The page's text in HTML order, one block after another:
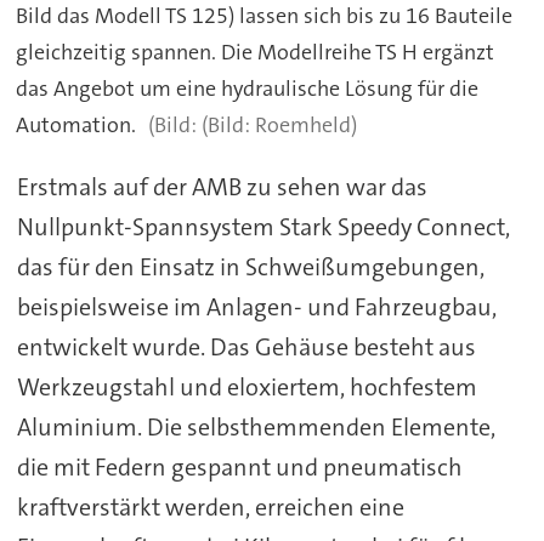
Bild das Modell TS 125) lassen sich bis zu 16 Bauteile
gleichzeitig spannen. Die Modellreihe TS H ergänzt
das Angebot um eine hydraulische Lösung für die
Automation.
(Bild: Roemheld)
Erstmals auf der AMB zu sehen war das
Nullpunkt-Spannsystem Stark Speedy Connect,
das für den Einsatz in Schweißumgebungen,
beispielsweise im Anlagen- und Fahrzeugbau,
entwickelt wurde. Das Gehäuse besteht aus
Werkzeugstahl und eloxiertem, hochfestem
Aluminium. Die selbsthemmenden Elemente,
die mit Federn gespannt und pneumatisch
kraftverstärkt werden, erreichen eine